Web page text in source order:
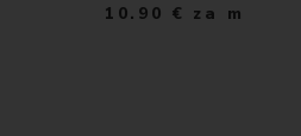
10.90 € za m